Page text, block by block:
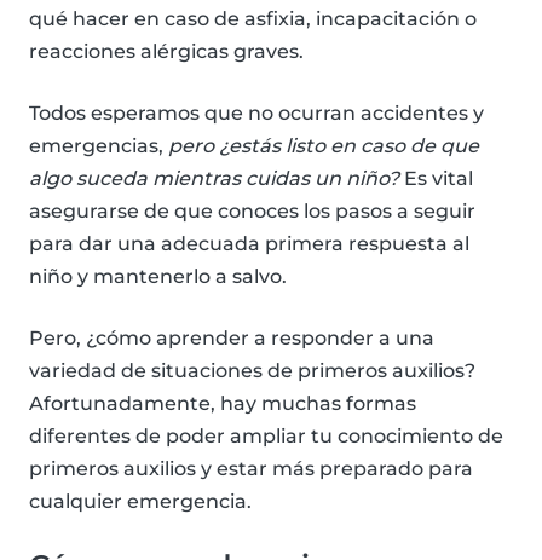
qué hacer en caso de asfixia, incapacitación o
reacciones alérgicas graves.
Todos esperamos que no ocurran accidentes y
emergencias, pero ¿estás listo en caso de que
algo suceda mientras cuidas un niño?Es vital
asegurarse de que conoces los pasos a seguir
para dar una adecuada primera respuesta al
niño y mantenerlo a salvo.
Pero, ¿cómo aprender a responder a una
variedad de situaciones de primeros auxilios?
Afortunadamente, hay muchas formas
diferentes de poder ampliar tu conocimiento de
primeros auxilios y estar más preparado para
cualquier emergencia.